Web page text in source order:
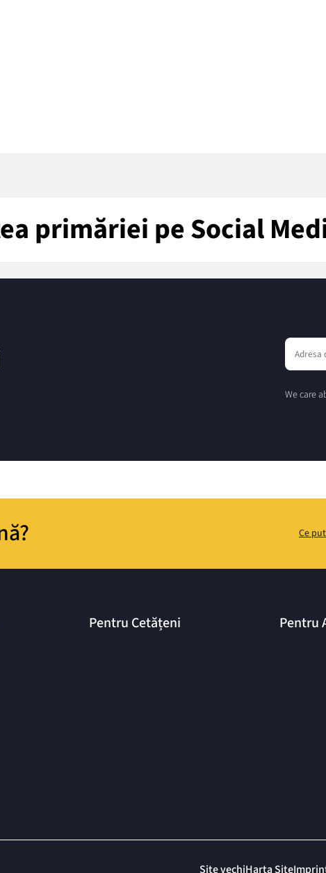
primăriei pe Social
We care
Ce
Pentru Cetățeni Pentru
Site vechiHarta Site